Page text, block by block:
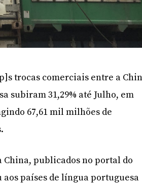
trocas comerciais entre a
subiram 31,29% até Julho, em
67,61 mil milhões de
China, publicados no portal do
países de língua portuguesa